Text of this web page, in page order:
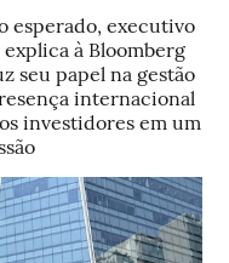
esperado, executivo
explica à Bloomberg
seu papel na gestão
internacional
investidores em um